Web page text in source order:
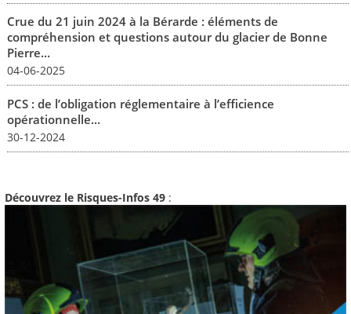
Crue du 21 juin 2024 à la Bérarde : éléments de
compréhension et questions autour du glacier de Bonne
Pierre...
04-06-2025
PCS : de l’obligation réglementaire à l’efficience
opérationnelle...
30-12-2024
Découvrez le Risques-Infos 49 :